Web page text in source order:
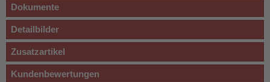
Dokumente
Detailbilder
Zusatzartikel
Kundenbewertungen